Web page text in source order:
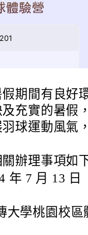
體驗營
期間有良好
充實的暑假
球運動風氣
辦理事項如
年 7 月 13
大學桃園校